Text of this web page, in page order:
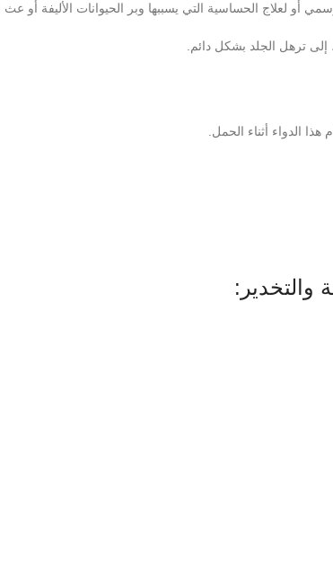
أو لعلاج الحساسية التي يسببها وبر الحيوانات الأليفة أو عث
إلى ترهل الجلد بشكل دائم.
الدواء أثناء الحمل.
والتخدير: